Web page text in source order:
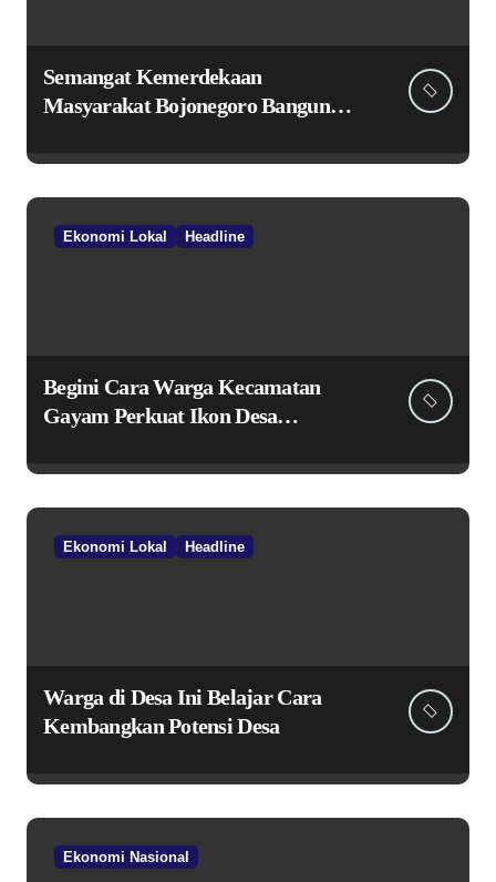
Semangat Kemerdekaan
Masyarakat Bojonegoro Bangun
Ekonomi Lokal Headline
Begini Cara Warga Kecamatan
Gayam Perkuat Ikon Desa
TPID
Ekonomi Lokal Headline
Warga di Desa Ini Belajar Cara
Kembangkan Potensi Desa
Ekonomi Nasional